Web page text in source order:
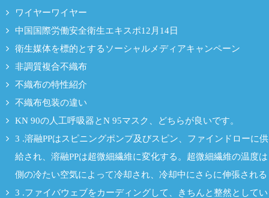
ワイヤーワイヤー
中国国際労働安全衛生エキスポ12月14日
衛生媒体を標的とするソーシャルメディアキャンペーン
非調質複合不織布
不織布の特性紹介
不織布包装の違い
KN 90の人工呼吸器とN 95マスク、どちらが良いです。
3 .溶融PPはスピニングポンプ及びスピン、ファインドローに供
給され、溶融PPは超微細繊維に変化する。超微細繊維の温度は
側の冷たい空気によって冷却され、冷却中にさらに伸張される
3 .ファイバウェブをカーディングして、きちんと整然としてい